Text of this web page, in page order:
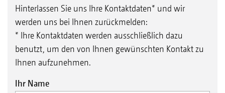
Hinterlassen Sie uns Ihre Kontaktdaten* und wir
werden uns bei Ihnen zurückmelden:
* Ihre Kontaktdaten werden ausschließlich dazu
benutzt, um den von Ihnen gewünschten Kontakt zu
Ihnen aufzunehmen.
Ihr Name